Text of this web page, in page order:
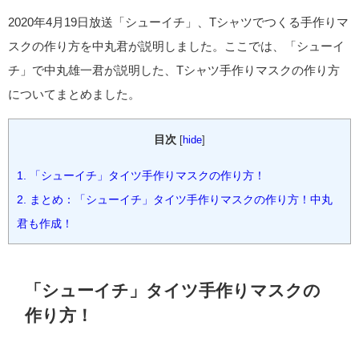
2020年4月19日放送「シューイチ」、Tシャツでつくる手作りマ
スクの作り方を中丸君が説明しました。ここでは、「シューイ
チ」で中丸雄一君が説明した、Tシャツ手作りマスクの作り方
についてまとめました。
目次 [hide]
1. 「シューイチ」タイツ手作りマスクの作り方！
2. まとめ：「シューイチ」タイツ手作りマスクの作り方！中丸
君も作成！
「シューイチ」タイツ手作りマスクの
作り方！